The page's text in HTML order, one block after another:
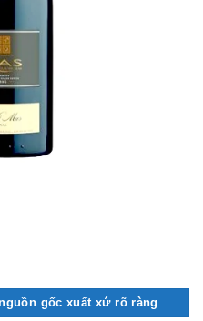
gốc xuất xứ rõ ràng